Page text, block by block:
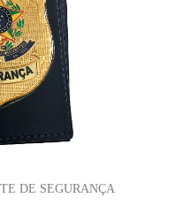
DE SEGURANÇA